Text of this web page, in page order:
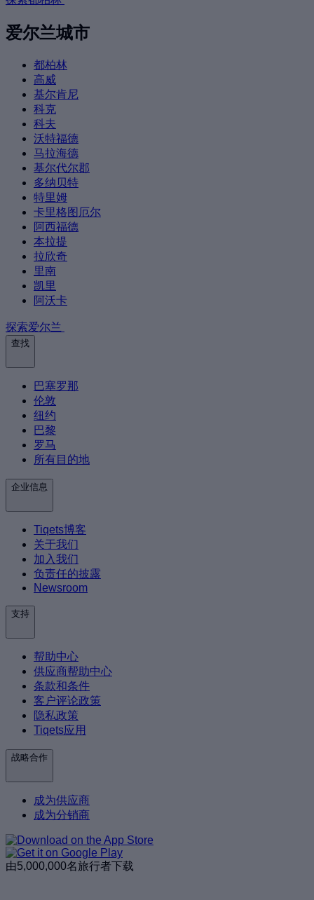
爱尔兰城市
都柏林
高威
基尔肯尼
科克
科夫
沃特福德
马拉海德
基尔代尔郡
多纳贝特
特里姆
卡里格图厄尔
阿西福德
本拉提
拉欣奇
里南
凯里
阿沃卡
探索爱尔兰
查找
巴塞罗那
伦敦
纽约
巴黎
罗马
所有目的地
企业信息
Tiqets博客
关于我们
加入我们
负责任的披露
Newsroom
支持
帮助中心
供应商帮助中心
条款和条件
客户评论政策
隐私政策
Tiqets应用
战略合作
成为供应商
成为分销商
由5,000,000名旅行者下载